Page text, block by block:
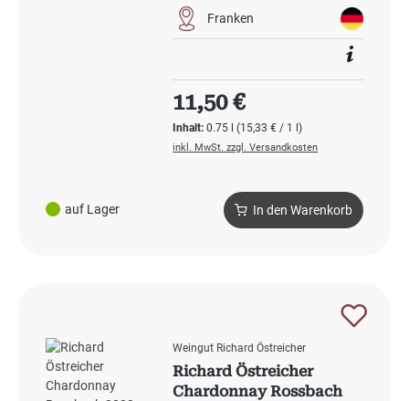
auf Lager
Franken
Inhalt:0.75 l(15,33 € / 1 l)
Regulärer Preis:
11,50 €
inkl. MwSt. zzgl. Versandkosten
In den Warenkorb
Weingut Richard Östreicher
Richard Östreicher
Chardonnay Rossbach